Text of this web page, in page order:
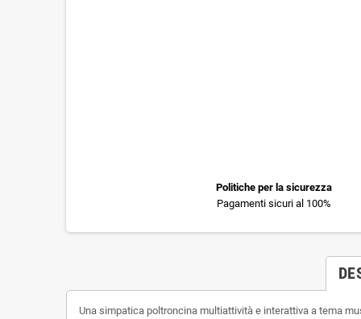
Politiche per la sicurezza
Pagamenti sicuri al 100%
Una simpatica poltroncina multiattività e interattiva a tema